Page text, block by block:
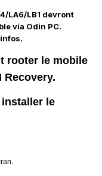
LA6/LB1 devront
via Odin PC.
rooter le mobile
Recovery.
installer le